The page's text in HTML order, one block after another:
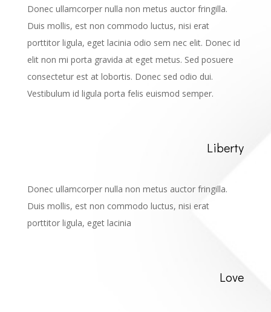
Donec ullamcorper nulla non metus auctor fringilla.
Duis mollis, est non commodo luctus, nisi erat
porttitor ligula, eget lacinia odio sem nec elit. Donec id
elit non mi porta gravida at eget metus. Sed posuere
consectetur est at lobortis. Donec sed odio dui.
Vestibulum id ligula porta felis euismod semper.
Liberty
Donec ullamcorper nulla non metus auctor fringilla.
Duis mollis, est non commodo luctus, nisi erat
porttitor ligula, eget lacinia
Love